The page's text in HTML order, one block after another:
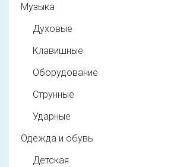
Музыка
Духовые
Клавишные
Оборудование
Струнные
Ударные
Одежда и обувь
Детская